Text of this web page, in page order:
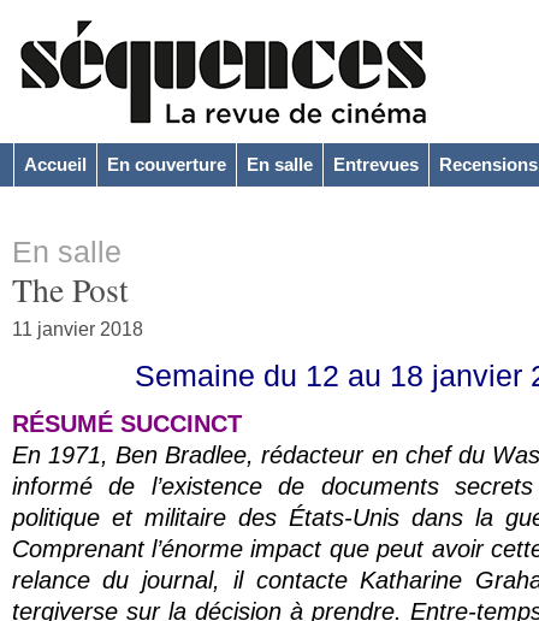
Accueil En couverture En salle Entrevues Recensions
En salle
The Post
11 janvier 2018
Semaine du 12 au 18 janvier
RÉSUMÉ SUCCINCT
En 1971, Ben Bradlee, rédacteur en chef du
informé de l’existence de documents secrets
politique et militaire des États-Unis dans la
Comprenant l’énorme impact que peut avoir
relance du journal, il contacte Katharine
tergiverse sur la décision à prendre. Entre-